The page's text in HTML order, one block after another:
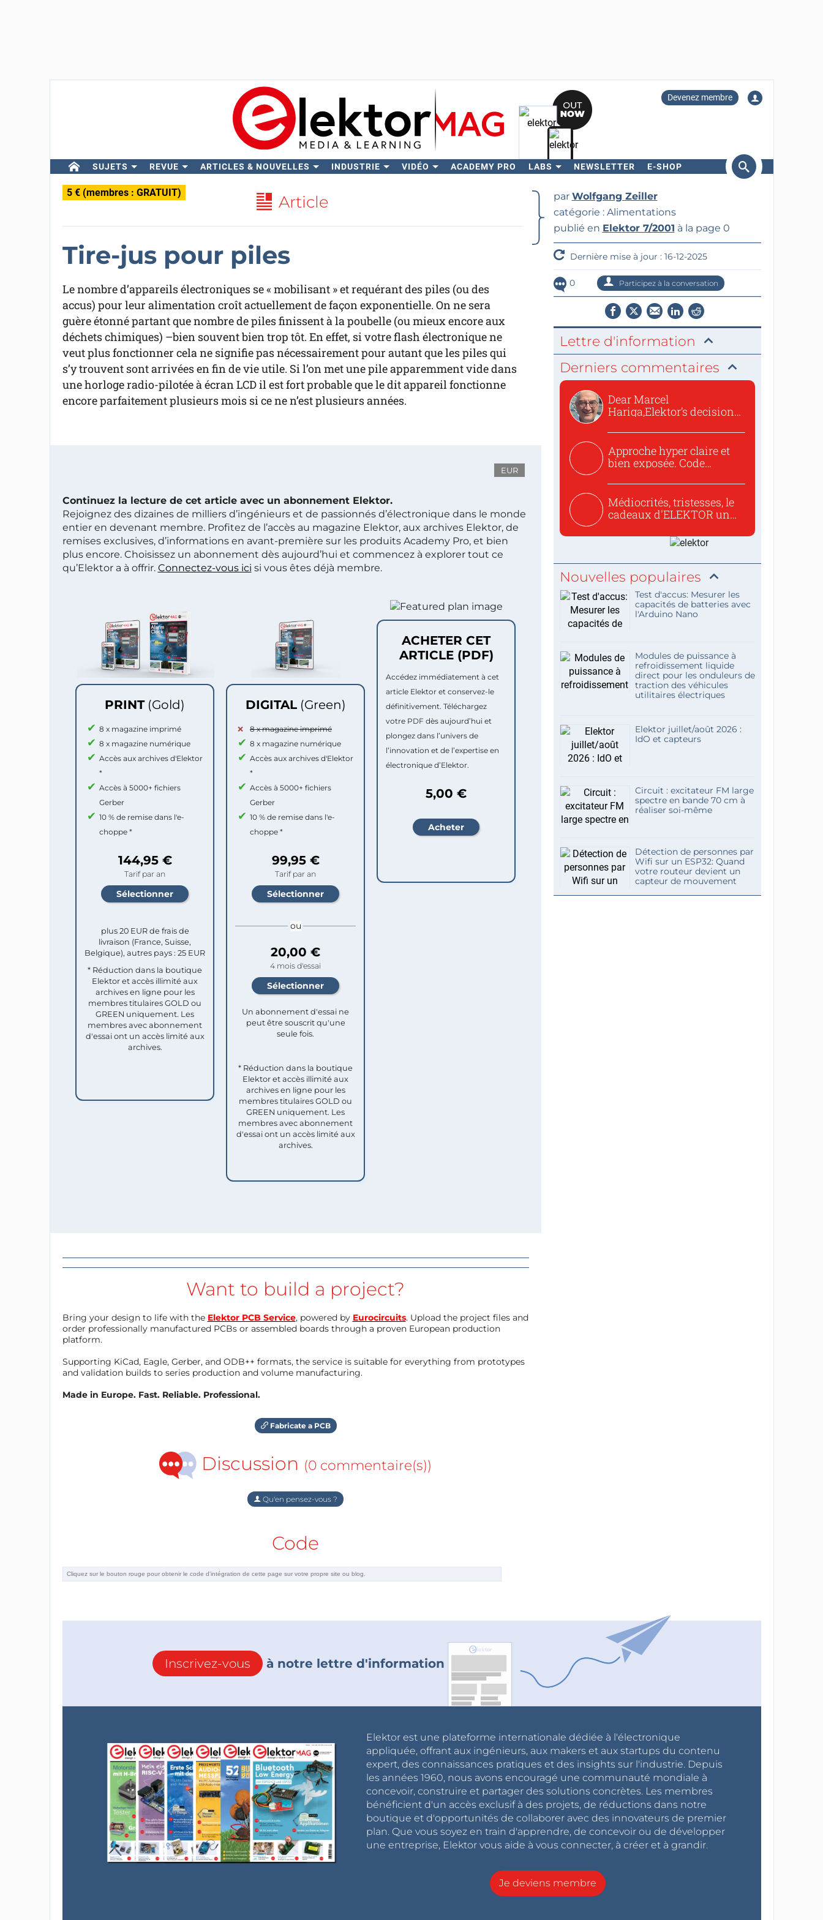
Devenez membre
SUJETS REVUE ARTICLES & NOUVELLES INDUSTRIE VIDÉO ACADEMY PRO LABS NEWSLETTER E-SHOP
Rechercher
5 € (membres : GRATUIT) Article
Tire-jus pour piles
Le nombre d’appareils électroniques se « mobilisant » et requérant des piles (ou des
accus) pour leur alimentation croît actuellement de façon exponentielle. On ne sera
guère étonné partant que nombre de piles finissent à la poubelle (ou mieux encore aux
déchets chimiques) –bien souvent bien trop tôt. En effet, si votre flash électronique ne
veut plus fonctionner cela ne signifie pas nécessairement pour autant que les piles qui
s’y trouvent sont arrivées en fin de vie utile. Si l’on met une pile apparemment vide dans
une horloge radio-pilotée à écran LCD il est fort probable que le dit appareil fonctionne
encore parfaitement plusieurs mois si ce ne n’est plusieurs années.
EUR
Continuez la lecture de cet article avec un abonnement Elektor.
Rejoignez des dizaines de milliers d’ingénieurs et de passionnés d’électronique dans le monde
entier en devenant membre. Profitez de l’accès au magazine Elektor, aux archives Elektor, de
remises exclusives, d’informations en avant-première sur les produits Academy Pro, et bien
plus encore. Choisissez un abonnement dès aujourd’hui et commencez à explorer tout ce
qu’Elektor a à offrir. Connectez-vous ici si vous êtes déjà membre.
PRINT (Gold)
8 x magazine imprimé
8 x magazine numérique
Accès aux archives d'Elektor
*
Accès à 5000+ fichiers
Gerber
10 % de remise dans l'e-
choppe *
144,95 €
Tarif par an
plus 20 EUR de frais de
livraison (France, Suisse,
Belgique), autres pays : 25 EUR
* Réduction dans la boutique
Elektor et accès illimité aux
archives en ligne pour les
membres titulaires GOLD ou
GREEN uniquement. Les
membres avec abonnement
d'essai ont un accès limité aux
archives.
DIGITAL (Green)
8 x magazine imprimé
8 x magazine numérique
Accès aux archives d'Elektor
*
Accès à 5000+ fichiers
Gerber
10 % de remise dans l'e-
choppe *
99,95 €
Tarif par an
ou
20,00 €
4 mois d'essai
Un abonnement d'essai ne
peut être souscrit qu'une
seule fois.​
* Réduction dans la boutique
Elektor et accès illimité aux
archives en ligne pour les
membres titulaires GOLD ou
GREEN uniquement. Les
membres avec abonnement
d'essai ont un accès limité aux
archives.
ACHETER CET
ARTICLE (PDF)
Accédez immédiatement à cet
article Elektor et conservez-le
définitivement. Téléchargez
votre PDF dès aujourd’hui et
plongez dans l’univers de
l’innovation et de l’expertise en
électronique d’Elektor.
5,00 €
Want to build a project?
Bring your design to life with the Elektor PCB Service, powered by Eurocircuits. Upload the project files and
order professionally manufactured PCBs or assembled boards through a proven European production
platform.
Supporting KiCad, Eagle, Gerber, and ODB++ formats, the service is suitable for everything from prototypes
and validation builds to series production and volume manufacturing.
Made in Europe. Fast. Reliable. Professional.
Fabricate a PCB
Discussion (0 commentaire(s))
Qu'en pensez-vous ?
Code
par Wolfgang Zeiller
catégorie : Alimentations
publié en Elektor 7/2001 à la page 0
Dernière mise à jour : 16-12-2025
0 Participez à la conversation
Lettre d'information
Derniers commentaires
Dear Marcel
Hariga,Elektor’s decision
Approche hyper claire et
bien exposée. Code
Médiocrités, tristesses, le
cadeaux d'ELEKTOR un
Nouvelles populaires
Test d'accus: Mesurer les
capacités de batteries avec
l'Arduino Nano
Modules de puissance à
refroidissement liquide
direct pour les onduleurs de
traction des véhicules
utilitaires électriques
Elektor juillet/août 2026 :
IdO et capteurs
Circuit : excitateur FM large
spectre en bande 70 cm à
réaliser soi-même
Détection de personnes par
Wifi sur un ESP32: Quand
votre routeur devient un
capteur de mouvement
Inscrivez-vous à notre lettre d'information
Elektor est une plateforme internationale dédiée à l'électronique
appliquée, offrant aux ingénieurs, aux makers et aux startups du contenu
expert, des connaissances pratiques et des insights sur l'industrie. Depuis
les années 1960, nous avons encouragé une communauté mondiale à
concevoir, construire et partager des solutions concrètes. Les membres
bénéficient d'un accès exclusif à des projets, de réductions dans notre
boutique et d'opportunités de collaborer avec des innovateurs de premier
plan. Que vous soyez en train d'apprendre, de concevoir ou de développer
une entreprise, Elektor vous aide à vous connecter, à créer et à grandir.
Je deviens membre